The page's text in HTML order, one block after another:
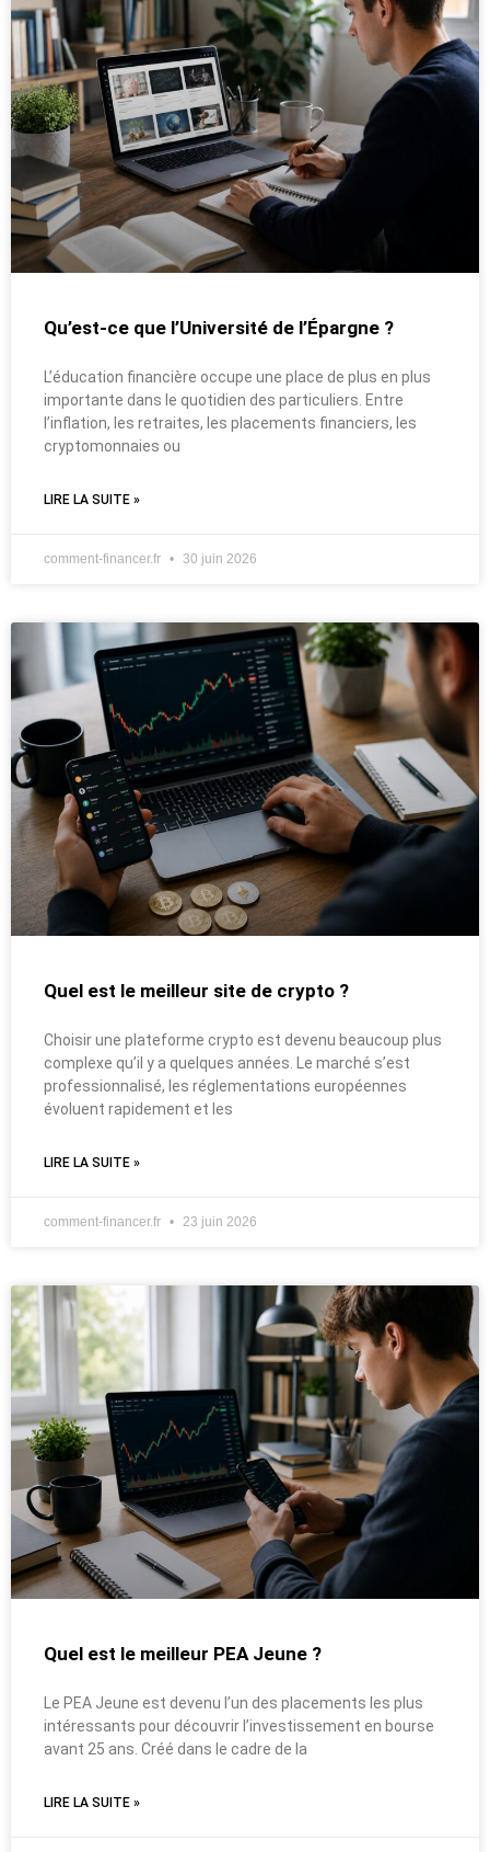
Qu’est-ce que l’Université de l’Épargne ?
L’éducation financière occupe une place de plus en plus
importante dans le quotidien des particuliers. Entre
l’inflation, les retraites, les placements financiers, les
cryptomonnaies ou
LIRE LA SUITE »
comment-financer.fr 30 juin 2026
Quel est le meilleur site de crypto ?
Choisir une plateforme crypto est devenu beaucoup plus
complexe qu’il y a quelques années. Le marché s’est
professionnalisé, les réglementations européennes
évoluent rapidement et les
LIRE LA SUITE »
comment-financer.fr 23 juin 2026
Quel est le meilleur PEA Jeune ?
Le PEA Jeune est devenu l’un des placements les plus
intéressants pour découvrir l’investissement en bourse
avant 25 ans. Créé dans le cadre de la
LIRE LA SUITE »